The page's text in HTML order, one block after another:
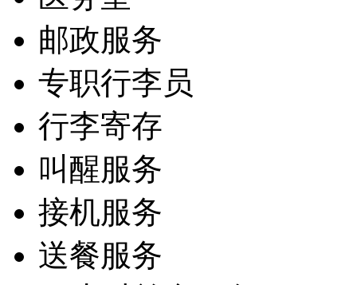
邮政服务
专职行李员
行李寄存
叫醒服务
接机服务
送餐服务